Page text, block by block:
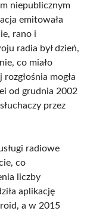
niepublicznym
emitowała
rano i
radia był dzień,
co miało
mogła
od grudnia 2002
przez
radiowe
co
liczby
aplikację
a w 2015